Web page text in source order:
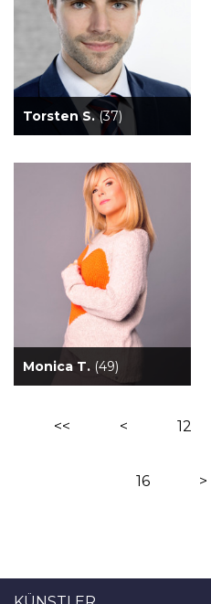
Torsten S.(37)
Monica T. (49)
<< < 12
16 >